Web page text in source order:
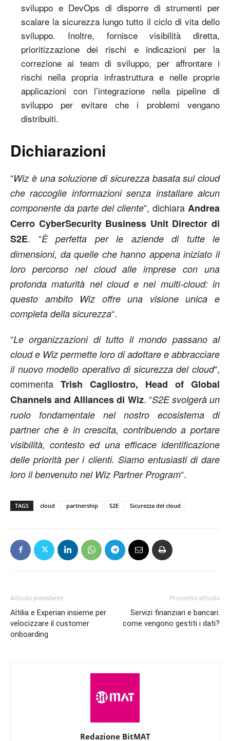
sviluppo e DevOps di disporre di strumenti per
scalare la sicurezza lungo tutto il ciclo di vita dello
sviluppo. Inoltre, fornisce visibilità diretta,
prioritizzazione dei rischi e indicazioni per la
correzione ai team di sviluppo, per affrontare i
rischi nella propria infrastruttura e nelle proprie
applicazioni con l’integrazione nella pipeline di
sviluppo per evitare che i problemi vengano
distribuiti.
Dichiarazioni
“Wiz è una soluzione di sicurezza basata sul cloud
che raccoglie informazioni senza installare alcun
componente da parte del cliente“, dichiara Andrea
Cerro CyberSecurity Business Unit Director di
S2E. “È perfetta per le aziende di tutte le
dimensioni, da quelle che hanno appena iniziato il
loro percorso nel cloud alle imprese con una
profonda maturità nel cloud e nel multi-cloud: in
questo ambito Wiz offre una visione unica e
completa della sicurezza“.
“Le organizzazioni di tutto il mondo passano al
cloud e Wiz permette loro di adottare e abbracciare
il nuovo modello operativo di sicurezza del cloud“,
commenta Trish Cagliostro, Head of Global
Channels and Alliances di Wiz. “S2E svolgerà un
ruolo fondamentale nel nostro ecosistema di
partner che è in crescita, contribuendo a portare
visibilità, contesto ed una efficace identificazione
delle priorità per i clienti. Siamo entusiasti di dare
loro il benvenuto nel Wiz Partner Program“.
TAGS cloud partnership S2E Sicurezza del cloud
Articolo precedente
Altilia e Experian insieme per
velocizzare il customer
onboarding
Prossimo articolo
Servizi finanziari e bancari:
come vengono gestiti i dati?
Redazione BitMAT